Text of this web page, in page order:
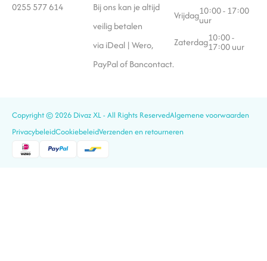
0255 577 614
Bij ons kan je altijd
veilig betalen
via iDeal | Wero,
PayPal of Bancontact.
Vrijdag10:00 - 17:00
uur
Zaterdag10:00 -
17:00 uur
Copyright © 2026 Divaz XL - All Rights ReservedAlgemene voorwaarden
PrivacybeleidCookiebeleidVerzenden en retourneren